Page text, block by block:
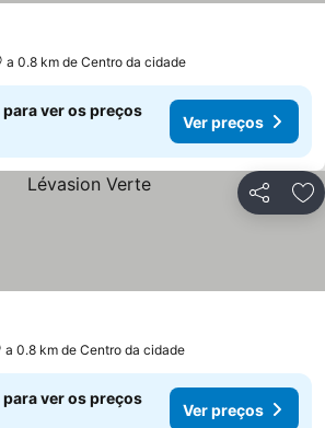
a 0.8 km de Centro da cidade
ver os preços
Ver preços
Partilhar
a 0.8 km de Centro da cidade
ver os preços
Ver preços